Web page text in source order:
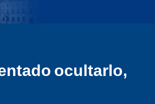
ocultarlo,